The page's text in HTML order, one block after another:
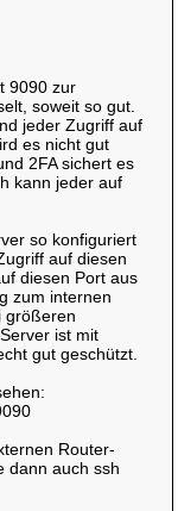
9090 zur
soweit so gut.
jeder Zugriff auf
es nicht gut
2FA sichert es
kann jeder auf
so konfiguriert
auf diesen
diesen Port aus
zum internen
größeren
ist mit
gut geschützt.
Router-
dann auch ssh